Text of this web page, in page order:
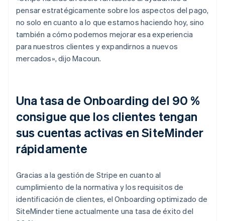
pensar estratégicamente sobre los aspectos del pago,
no solo en cuanto a lo que estamos haciendo hoy, sino
también a cómo podemos mejorar esa experiencia
para nuestros clientes y expandirnos a nuevos
mercados», dijo Macoun.
Una tasa de Onboarding del 90 %
consigue que los clientes tengan
sus cuentas activas en SiteMinder
rápidamente
Gracias a la gestión de Stripe en cuanto al
cumplimiento de la normativa y los requisitos de
identificación de clientes, el Onboarding optimizado de
SiteMinder tiene actualmente una tasa de éxito del